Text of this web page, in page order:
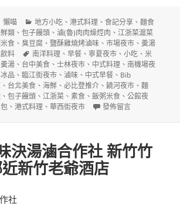
作
者
懶喵
分
類
地方小吃 、港式料理 、食記分享 、麵食
類 、包子饅頭 、滷(魯)肉肉燥焢肉 、江浙菜滬菜
食 、 臭豆腐 、 鹽酥雞燒烤滷味 、市場夜市 、羮湯
料
標
籤
南洋料理 、早餐 、 寧夏夜市 、小吃 、米
羮湯 、 台中美食 、士林夜市 、 中式料理 、南機場夜
冰品 、 臨江街夜市 、滷味 、 中式早餐 、 Bib
、 台北美食 、海鮮 、必比登推介 、饒河夜市 、麵
、包子饅頭 、江浙菜 、素食 、飯粥米食 、公館夜
、港式料理 、華西街夜市 在〈2020台北台中必比
發佈留言
決湯滷合作社 新竹竹
新竹老爺酒店